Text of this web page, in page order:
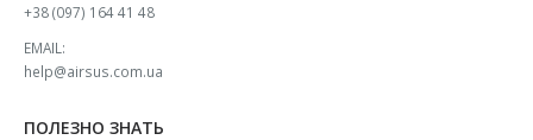
+38 (097) 164 41 48
EMAIL:
help@airsus.com.ua
ПОЛЕЗНО ЗНАТЬ